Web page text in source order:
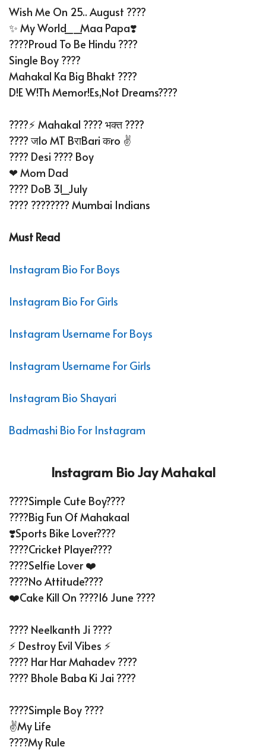
Wish Me On 25.. August ????
✨ My World__Maa Papa❣️
????Proud To Be Hindu ????
Single Boy ????
Mahakal Ka Big Bhakt ????
D!e W!th Memor!es,not Dreams????
????⚡ Mahakal ???? भक्त ????
???? जlo MT BराBari कro ✌
???? Desi ???? Boy
❤ Mom Dad
???? DoB 31_July
???? ???????? Mumbai Indians
Must Read
Instagram Bio For Boys
Instagram Bio For Girls
Instagram Username For Boys
Instagram Username For Girls
Instagram Bio Shayari
Badmashi Bio For Instagram
Instagram Bio Jay Mahakal
????Simple Cute Boy????
????Big Fun Of Mahakaal
❣️Sports Bike Lover????
????Cricket Player????
????Selfie Lover ❤️
????No Attitude????
❤️Cake Kill On ????16 June ????
???? Neelkanth Ji ????
⚡️ Destroy Evil Vibes ⚡️
???? Har Har Mahadev ????
???? Bhole Baba Ki Jai ????
????Simple Boy ????
✌️My Life
????My Rule